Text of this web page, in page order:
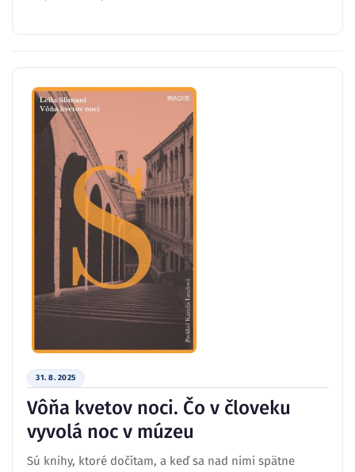
31. 8. 2025
Vôňa kvetov noci. Čo v človeku
vyvolá noc v múzeu
Sú knihy, ktoré dočítam, a keď sa nad nimi spätne